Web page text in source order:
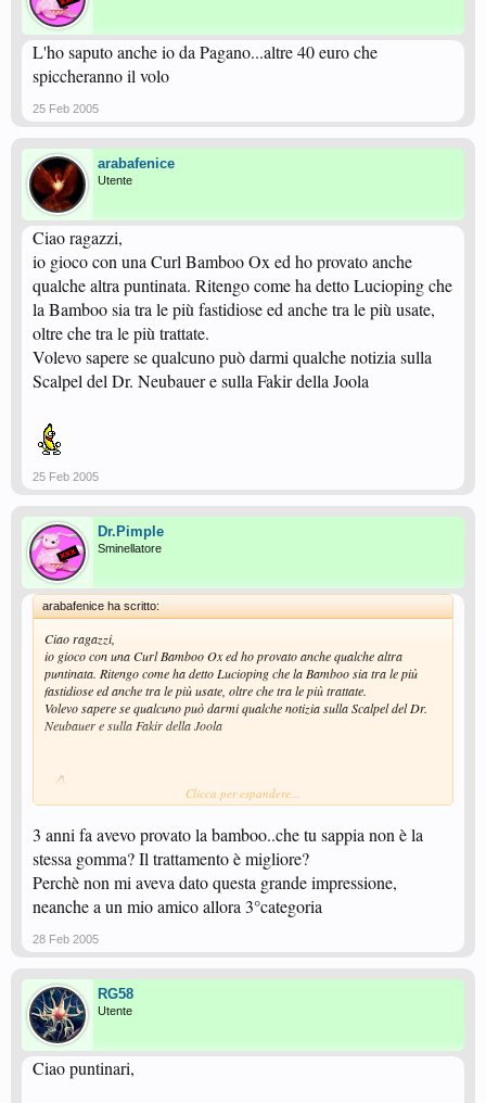
L'ho saputo anche io da Pagano...altre 40 euro che
spiccheranno il volo
25 Feb 2005
arabafenice
Utente
Ciao ragazzi,
io gioco con una Curl Bamboo Ox ed ho provato anche
qualche altra puntinata. Ritengo come ha detto Lucioping che
la Bamboo sia tra le più fastidiose ed anche tra le più usate,
oltre che tra le più trattate.
Volevo sapere se qualcuno può darmi qualche notizia sulla
Scalpel del Dr. Neubauer e sulla Fakir della Joola
25 Feb 2005
Dr.Pimple
Sminellatore
arabafenice ha scritto:
Ciao ragazzi,
io gioco con una Curl Bamboo Ox ed ho provato anche qualche altra
puntinata. Ritengo come ha detto Lucioping che la Bamboo sia tra le più
fastidiose ed anche tra le più usate, oltre che tra le più trattate.
Volevo sapere se qualcuno può darmi qualche notizia sulla Scalpel del Dr.
Neubauer e sulla Fakir della Joola
Clicca per espandere...
3 anni fa avevo provato la bamboo..che tu sappia non è la
stessa gomma? Il trattamento è migliore?
Perchè non mi aveva dato questa grande impressione,
neanche a un mio amico allora 3°categoria
28 Feb 2005
RG58
Utente
Ciao puntinari,